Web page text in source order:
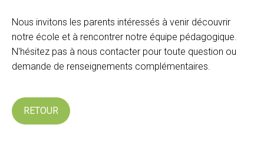
Nous invitons les parents intéressés à venir découvrir
notre école et à rencontrer notre équipe pédagogique.
N'hésitez pas à nous contacter pour toute question ou
demande de renseignements complémentaires.
RETOUR